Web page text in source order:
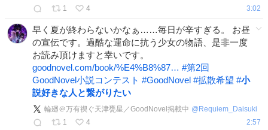
1
4 3:02
早く夏が終わらないかなぁ……毎日が辛すぎる。 お昼
の宣伝です。過酷な運命に抗う少女の物語、是非一度
お読み頂けますと幸いです。
goodnovel.com/book/%E4%B8%87… #第2回
GoodNovel小説コンテスト #GoodNovel #拡散希望 #小
説好きな人と繋がりたい
輪廻＠万有禊ぐ天津甕星／GoodNovel掲載中 @ Requiem_Daisuki
1
4 2:57